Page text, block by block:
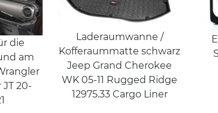
die
am
JT 20-
Laderaumwanne /
Kofferaummatte schwarz
Jeep Grand Cherokee
WK 05-11 Rugged Ridge
12975.33 Cargo Liner